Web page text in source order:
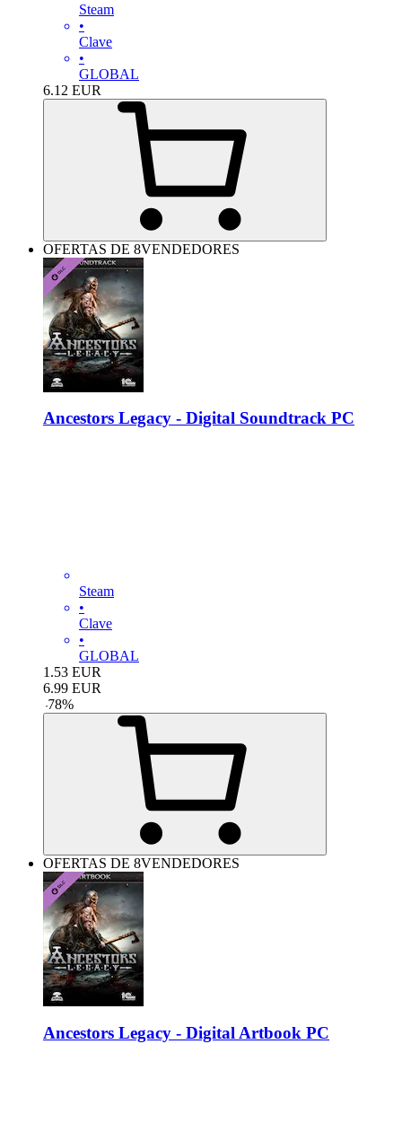
Steam
•
Clave
•
GLOBAL
6.12 EUR
OFERTAS DE 8VENDEDORES
Ancestors Legacy - Digital Soundtrack PC
Steam
•
Clave
•
GLOBAL
1.53 EUR
6.99 EUR
-78%
OFERTAS DE 8VENDEDORES
Ancestors Legacy - Digital Artbook PC